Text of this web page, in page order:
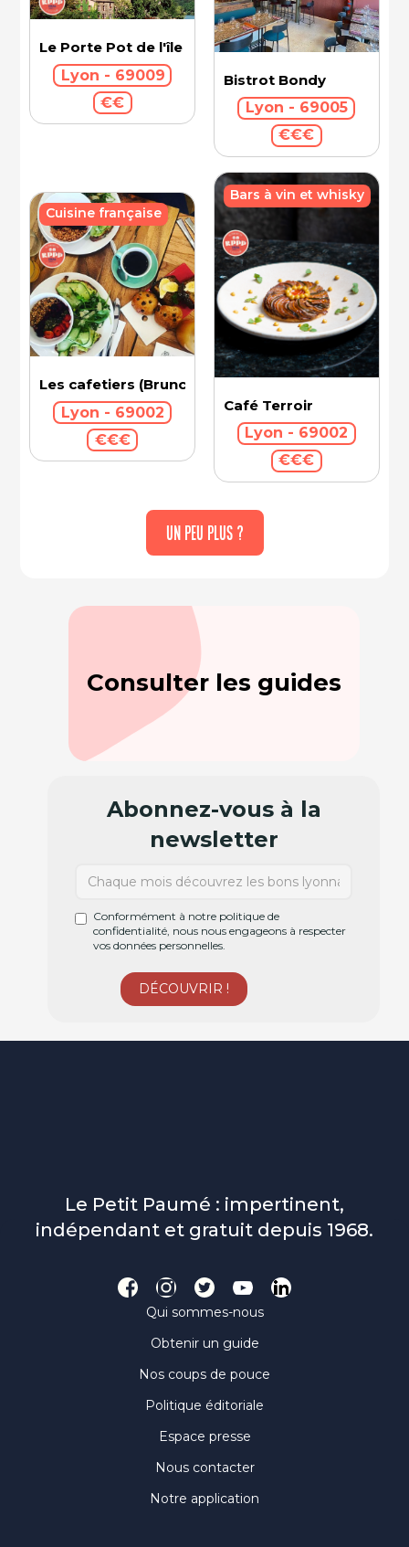
Le Porte Pot de l'île Barbe
Lyon - 69009
€€
Bistrot Bondy
Lyon - 69005
€€€
Les cafetiers (Brunch)
Lyon - 69002
€€€
Cuisine française
Café Terroir
Lyon - 69002
€€€
Bars à vin et whisky
UN PEU PLUS ?
Consulter les guides
Abonnez-vous à la
newsletter
Conformément à notre politique de
confidentialité, nous nous engageons à respecter
vos données personnelles.
Le Petit Paumé : impertinent,
indépendant et gratuit depuis 1968.
Qui sommes-nous
Obtenir un guide
Nos coups de pouce
Politique éditoriale
Espace presse
Nous contacter
Notre application